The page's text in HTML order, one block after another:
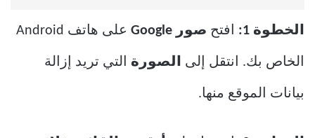
الخطوة 1: افتح صور Google على هاتف Android
الخاص بك. انتقل إلى الصورة التي تريد إزالة
بيانات الموقع منها.